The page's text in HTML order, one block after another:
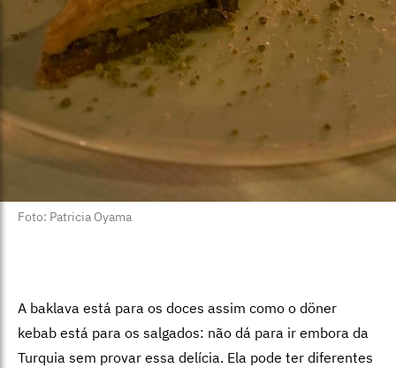
Foto: Patricia Oyama
A baklava está para os doces assim como o döner
kebab está para os salgados: não dá para ir embora da
Turquia sem provar essa delícia. Ela pode ter diferentes